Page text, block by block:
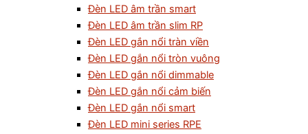
Đèn LED âm trần smart
Đèn LED âm trần slim RP
Đèn LED gắn nổi tràn viền
Đèn LED gắn nổi tròn vuông
Đèn LED gắn nổi dimmable
Đèn LED gắn nổi cảm biến
Đèn LED gắn nổi smart
Đèn LED mini series RPE